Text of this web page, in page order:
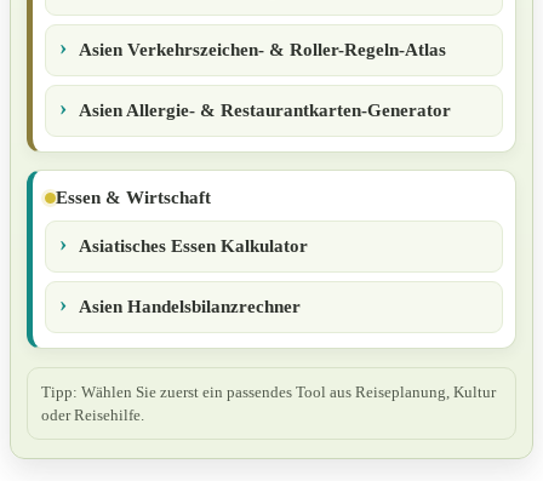
Asien Verkehrszeichen- & Roller-Regeln-Atlas
Asien Allergie- & Restaurantkarten-Generator
Essen & Wirtschaft
Asiatisches Essen Kalkulator
Asien Handelsbilanzrechner
Tipp: Wählen Sie zuerst ein passendes Tool aus Reiseplanung, Kultur
oder Reisehilfe.